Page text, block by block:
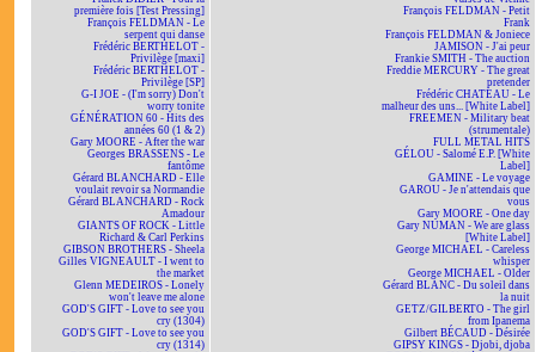
première fois [Test Pressing]
François FELDMAN - Le
serpent qui danse
Frédéric BERTHELOT -
Privilège [maxi]
Frédéric BERTHELOT -
Privilège [SP]
G-I JOE - (I'm sorry) Don't
worry tonite
GÉNÉRATION 60 - Hits des
années 60 (1 & 2)
Gary MOORE - After the war
Georges BRASSENS - Le
fantôme
Gérard BLANCHARD - Elle
voulait revoir sa Normandie
Gérard BLANCHARD - Rock
Amadour
GIANTS OF ROCK - Little
Richard & Carl Perkins
GIBSON BROTHERS - Sheela
Gilles VIGNEAULT - I went to
the market
Glenn MEDEIROS - Lonely
won't leave me alone
GOD'S GIFT - Love to see you
cry (1304)
GOD'S GIFT - Love to see you
cry (1314)
François FELDMAN - Petit
Frank
François FELDMAN & Joniece
JAMISON - J'ai peur
Frankie SMITH - The auction
Freddie MERCURY - The great
pretender
Frédéric CHATEAU - Le
malheur des uns... [White Label]
FREEMEN - Military beat
(strumentale)
FULL METAL HITS
GÉLOU - Salomé E.P. [White
Label]
GAMINE - Le voyage
GAROU - Je n'attendais que
vous
Gary MOORE - One day
Gary NUMAN - We are glass
[White Label]
George MICHAEL - Careless
whisper
George MICHAEL - Older
Gérard BLANC - Du soleil dans
la nuit
GETZ/GILBERTO - The girl
from Ipanema
Gilbert BÉCAUD - Désirée
GIPSY KINGS - Djobi, djoba